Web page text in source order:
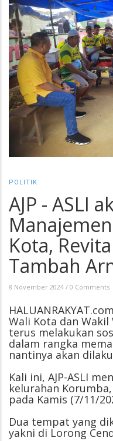
POLITIK
AJP - ASLI
Kota,
Tambah
8 November 2024 / 0 Comments
Wali Kota dan Wakil
terus melakukan
dalam rangka
nantinya akan
Kali ini, AJP-ASLI
kelurahan
pada Kamis (7/11/
Dua tempat yang
yakni di Lorong